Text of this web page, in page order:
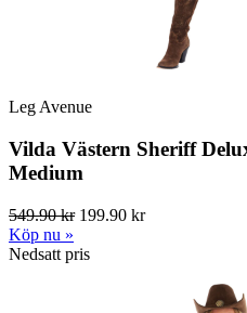
Leg Avenue
Vilda Västern Sheriff
Medium
549.90 kr199.90 kr
Köp nu »
Nedsatt pris